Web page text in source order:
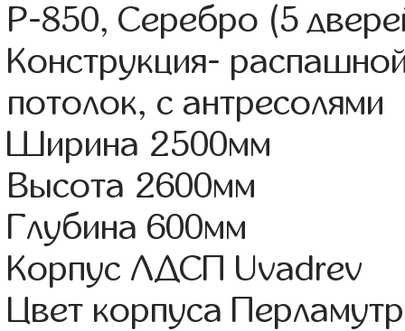
Р-850, Серебро (5
Конструкция-
потолок, с антресолями
Ширина 2500мм
Высота 2600мм
Глубина 600мм
Корпус ЛДСП Uvadrev
Цвет корпуса Перламутр